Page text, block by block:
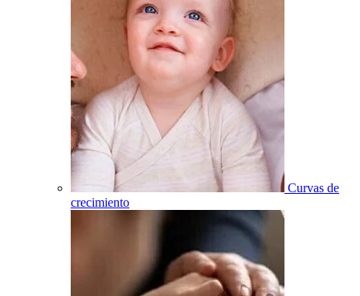
Curvas de
crecimiento